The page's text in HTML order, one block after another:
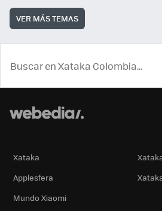
VER MÁS TEMAS
Xataka
Applesfera
Mundo Xiaomi